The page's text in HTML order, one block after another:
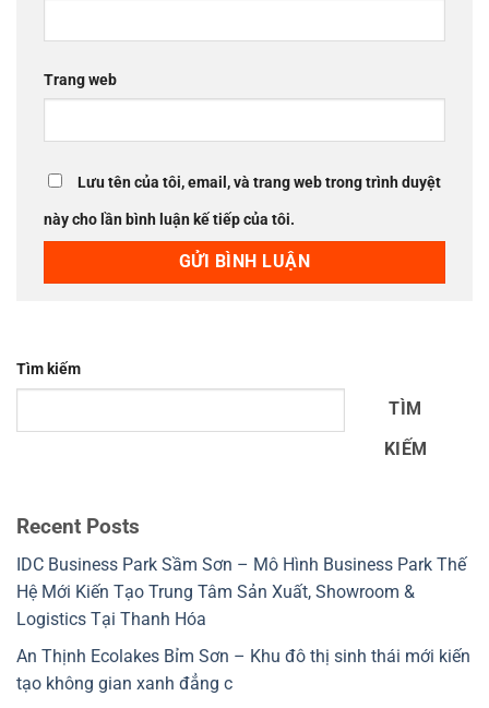
Trang web
Lưu tên của tôi, email, và trang web trong trình duyệt
này cho lần bình luận kế tiếp của tôi.
Tìm kiếm
TÌM
KIẾM
Recent Posts
IDC Business Park Sầm Sơn – Mô Hình Business Park Thế
Hệ Mới Kiến Tạo Trung Tâm Sản Xuất, Showroom &
Logistics Tại Thanh Hóa
An Thịnh Ecolakes Bỉm Sơn – Khu đô thị sinh thái mới kiến
tạo không gian xanh đẳng c